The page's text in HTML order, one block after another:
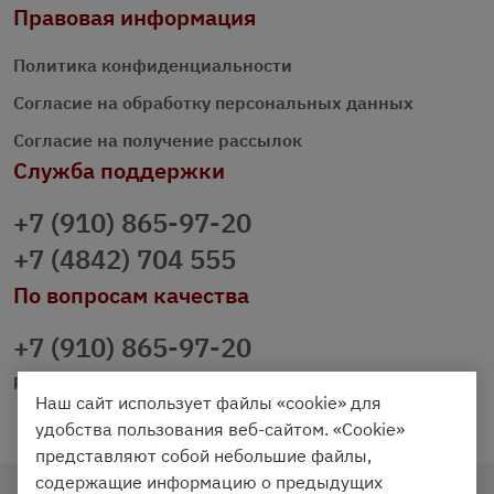
Правовая информация
Политика конфиденциальности
Согласие на обработку персональных данных
Согласие на получение рассылок
Служба поддержки
+7 (910) 865-97-20
+7 (4842) 704 555
По вопросам качества
+7 (910) 865-97-20
prazdnichniy40@palmi.ru
Наш сайт использует файлы «cookie» для
удобства пользования веб-сайтом. «Cookie»
представляют собой небольшие файлы,
содержащие информацию о предыдущих